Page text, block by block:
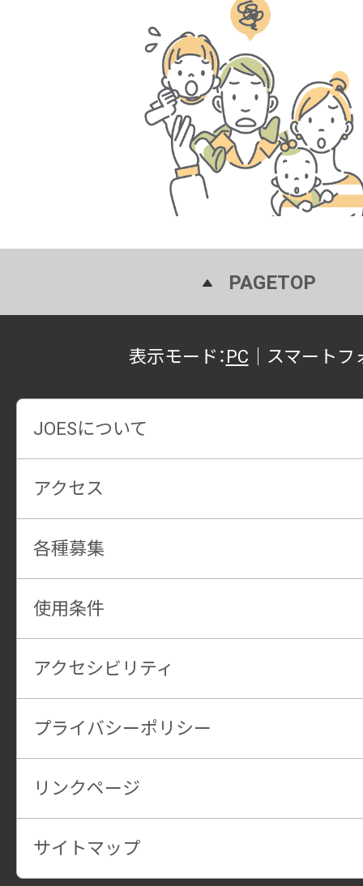
PAGETOP
表示モード： PC スマートフ
JOESについて
アクセス
各種募集
使用条件
アクセシビリティ
プライバシーポリシー
リンクページ
サイトマップ